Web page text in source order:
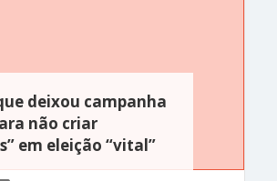
deixou campanha
não criar
em eleição “vital”